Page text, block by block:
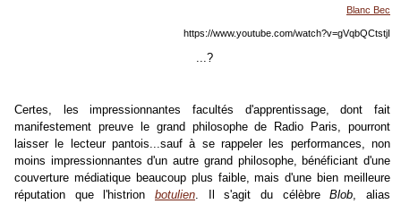
Blanc Bec
https://www.youtube.com/watch?v=gVqbQCtstjI
...?
Certes, les impressionnantes facultés d'apprentissage, dont fait
manifestement preuve le grand philosophe de Radio Paris, pourront
laisser le lecteur pantois...sauf à se rappeler les performances, non
moins impressionnantes d'un autre grand philosophe, bénéficiant d'une
couverture médiatique beaucoup plus faible, mais d'une bien meilleure
réputation que l'histrion botulien. Il s'agit du célèbreBlob, alias